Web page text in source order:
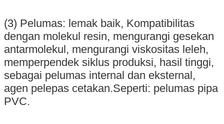
(3) Pelumas: lemak baik, Kompatibilitas
dengan molekul resin, mengurangi gesekan
antarmolekul, mengurangi viskositas leleh,
memperpendek siklus produksi, hasil tinggi,
sebagai pelumas internal dan eksternal,
agen pelepas cetakan.Seperti: pelumas pipa
PVC.